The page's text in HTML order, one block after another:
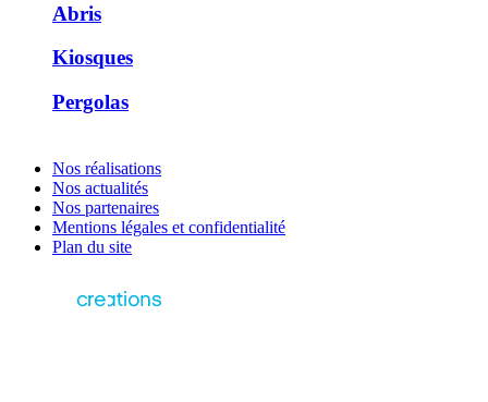
Abris
Kiosques
Pergolas
Nos réalisations
Nos actualités
Nos partenaires
Mentions légales et confidentialité
Plan du site